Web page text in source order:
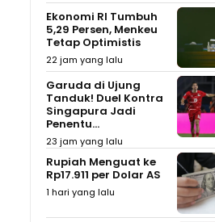
Ekonomi RI Tumbuh
5,29 Persen, Menkeu
Tetap Optimistis
22 jam yang lalu
Garuda di Ujung
Tanduk! Duel Kontra
Singapura Jadi
Penentu...
23 jam yang lalu
Rupiah Menguat ke
Rp17.911 per Dolar AS
1 hari yang lalu